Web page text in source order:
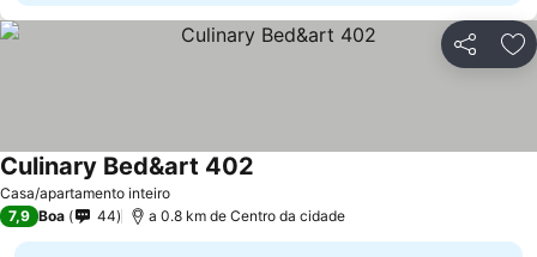
Partilhar
Casa/apartamento inteiro
Culinary Bed&art 402
7,9 Boa 44 a 0.8 km de Centro da cidade